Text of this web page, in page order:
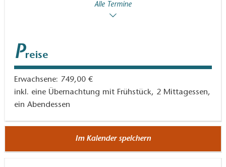
Alle Termine
Preise
Erwachsene: 749,00 €
inkl. eine Übernachtung mit Frühstück, 2 Mittagessen,
ein Abendessen
Im Kalender speichern